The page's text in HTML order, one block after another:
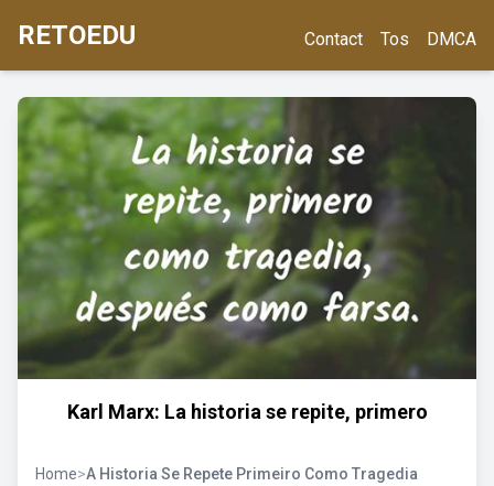
RETOEDU Contact Tos DMCA
Karl Marx: La historia se repite, primero
Home>A Historia Se Repete Primeiro Como Tragedia